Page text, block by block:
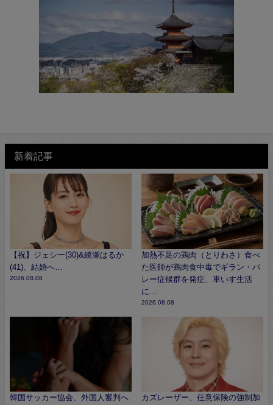
新着記事
【祝】ジェシー(30)&綾瀬はるか
(41)、結婚へ…
2026.08.08
加熱不足の鶏肉（とりわさ）食べ
た医師が鶏肉食中毒でギラン・バ
レー症候群を発症、車いす生活
に…
2026.08.08
韓国サッカー協会、外国人審判へ
カズレーザー、任意保険の強制加